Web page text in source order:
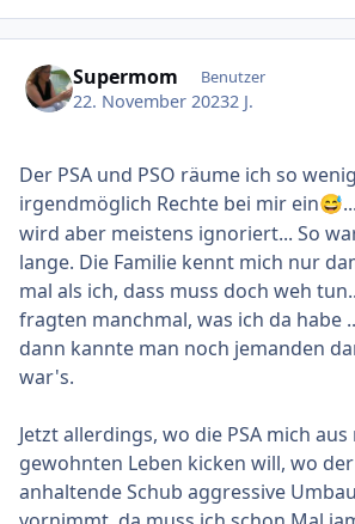
Supermom Benutzer
22. November 20232 J.
Der PSA und PSO räume ich so
irgendmöglich Rechte bei mir ein😅
wird aber meistens ignoriert... So
lange. Die Familie kennt mich nur
mal als ich, dass muss doch weh
fragten manchmal, was ich da habe
dann kannte man noch jemanden
war's.
Jetzt allerdings, wo die PSA mich
gewohnten Leben kicken will, wo
anhaltende Schub aggressive